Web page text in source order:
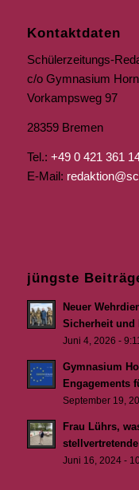
Kontaktdaten
Schülerzeitungs-
c/o Gymnasium Horn
Vorkampsweg 97
28359 Bremen
Tel.: +49 0 421 361
E-Mail:
jüngste
Neuer
Sicherheit und
Juni 4, 2026 -
Gymnasium
Engagements
September 19,
Frau Lührs,
Juni 16, 2024 -